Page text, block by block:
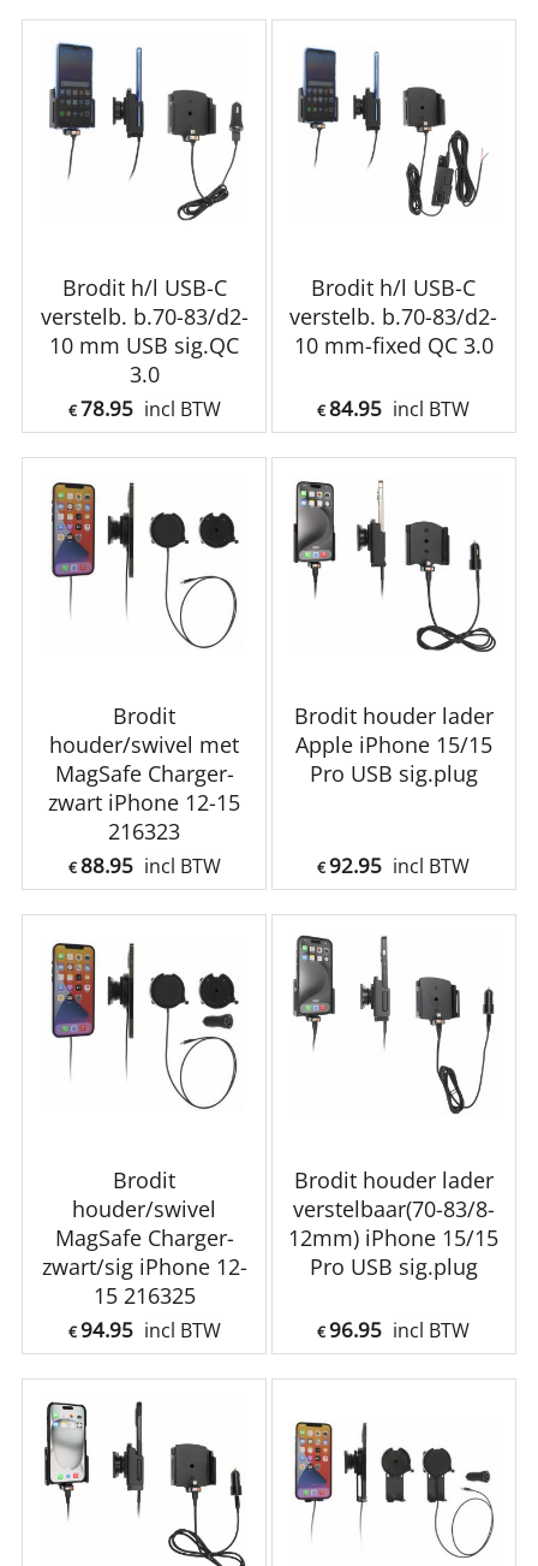
Brodit h/l USB-C
verstelb. b.70-83/d2-
10 mm USB sig.QC
3.0
€ 78.95 incl BTW
Brodit h/l USB-C
verstelb. b.70-83/d2-
10 mm-fixed QC 3.0
€ 84.95 incl BTW
Brodit
houder/swivel met
MagSafe Charger-
zwart iPhone 12-15
216323
€ 88.95 incl BTW
Brodit houder lader
Apple iPhone 15/15
Pro USB sig.plug
€ 92.95 incl BTW
Brodit
houder/swivel
MagSafe Charger-
zwart/sig iPhone 12-
15 216325
€ 94.95 incl BTW
Brodit houder lader
verstelbaar(70-83/8-
12mm) iPhone 15/15
Pro USB sig.plug
€ 96.95 incl BTW